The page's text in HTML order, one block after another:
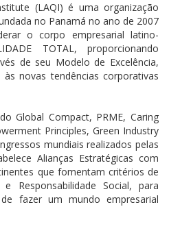
(LAQI) é uma organização
no Panamá no ano de 2007
o corpo empresarial latino-
TOTAL, proporcionando
de seu Modelo de Excelência,
novas tendências corporativas
Global Compact, PRME, Caring
Principles, Green Industry
mundiais realizados pelas
Alianças Estratégicas com
que fomentam critérios de
e Responsabilidade Social, para
fazer um mundo empresarial